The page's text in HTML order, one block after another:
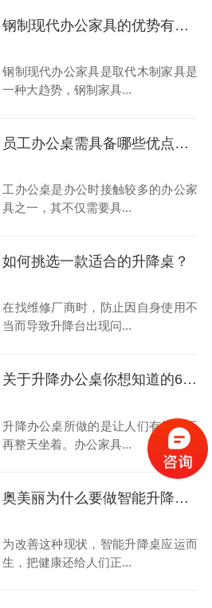
钢制现代办公家具的优势有哪些？
钢制现代办公家具是取代木制家具是
一种大趋势，钢制家具...
员工办公桌需具备哪些优点呢？
工办公桌是办公时接触较多的办公家
具之一，其不仅需要具...
如何挑选一款适合的升降桌？
在找维修厂商时，防止因自身使用不
当而导致升降台出现问...
关于升降办公桌你想知道的6个问答
升降办公桌所做的是让人们有机会不
再整天坐着。办公家具...
奥美丽为什么要做智能升降桌？
为改善这种现状，智能升降桌应运而
生，把健康还给人们正...